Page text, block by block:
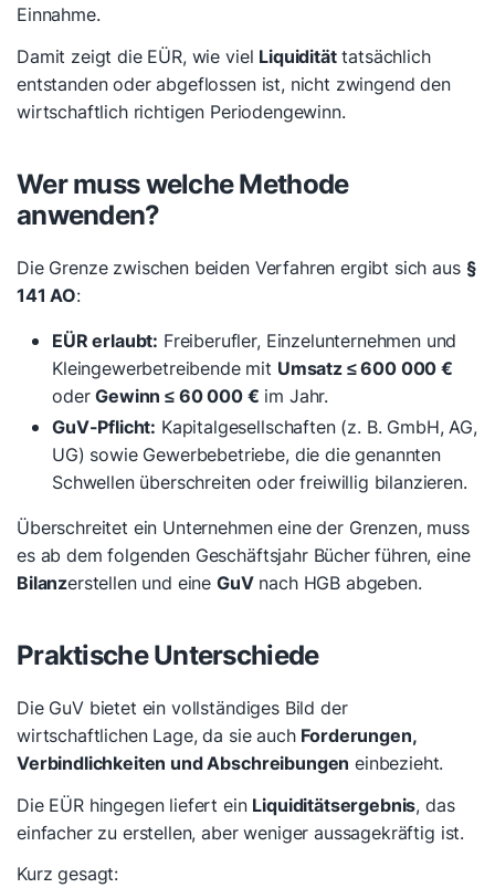
Einnahme.
Damit zeigt die EÜR, wie viel Liquiditättatsächlich
entstanden oder abgeflossen ist, nicht zwingend den
wirtschaftlich richtigen Periodengewinn.
Wer muss welche Methode
anwenden?
Die Grenze zwischen beiden Verfahren ergibt sich aus §
141 AO:
EÜR erlaubt: Freiberufler, Einzelunternehmen und
Kleingewerbetreibende mit Umsatz ≤ 600 000 €
oderGewinn ≤ 60 000 € im Jahr.
GuV-Pflicht: Kapitalgesellschaften (z. B. GmbH, AG,
UG) sowie Gewerbebetriebe, die die genannten
Schwellen überschreiten oder freiwillig bilanzieren.
Überschreitet ein Unternehmen eine der Grenzen, muss
es ab dem folgenden Geschäftsjahr Bücher führen, eine
Bilanzerstellen und eineGuVnach HGB abgeben.
Praktische Unterschiede
Die GuV bietet ein vollständiges Bild der
wirtschaftlichen Lage, da sie auch Forderungen,
Verbindlichkeiten und Abschreibungen einbezieht.
Die EÜR hingegen liefert ein Liquiditätsergebnis, das
einfacher zu erstellen, aber weniger aussagekräftig ist.
Kurz gesagt: